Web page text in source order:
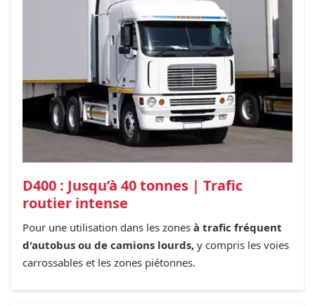
D400 : Jusqu’à 40 tonnes | Trafic
routier intense
Pour une utilisation dans les zones à trafic fréquent
d'autobus ou de camions lourds, y compris les voies
carrossables et les zones piétonnes.